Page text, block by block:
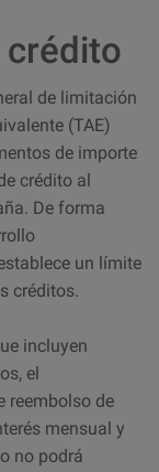
de limitación
(TAE)
de importe
crédito al
De forma
un límite
créditos.
incluyen
el
reembolso de
mensual y
no podrá